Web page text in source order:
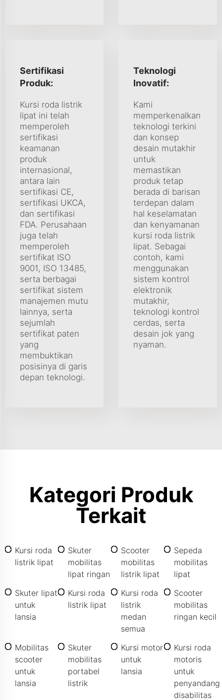
Sertifikasi
Produk:
Kursi roda listrik
lipat ini telah
memperoleh
sertifikasi
keamanan
produk
internasional,
antara lain
sertifikasi CE,
sertifikasi UKCA,
dan sertifikasi
FDA. Perusahaan
juga telah
memperoleh
sertifikat ISO
9001, ISO 13485,
serta berbagai
sertifikat sistem
manajemen mutu
lainnya, serta
sejumlah
sertifikat paten
yang
membuktikan
posisinya di garis
depan teknologi.
Teknologi
Inovatif:
Kami
memperkenalkan
teknologi terkini
dan konsep
desain mutakhir
untuk
memastikan
produk tetap
berada di barisan
terdepan dalam
hal keselamatan
dan kenyamanan
kursi roda listrik
lipat. Sebagai
contoh, kami
menggunakan
sistem kontrol
elektronik
mutakhir,
teknologi kontrol
cerdas, serta
desain jok yang
nyaman.
Kategori Produk
Terkait
Kursi roda
listrik lipat
Skuter
mobilitas
lipat ringan
Scooter
mobilitas
listrik lipat
Sepeda
mobilitas
lipat
Skuter lipat
untuk
lansia
Kursi roda
listrik lipat
Kursi roda
listrik
medan
semua
Scooter
mobilitas
ringan kecil
Mobilitas
scooter
untuk
lansia
Skuter
mobilitas
portabel
listrik
Kursi motor
untuk
lansia
Kursi roda
motoris
untuk
penyandang
disabilitas